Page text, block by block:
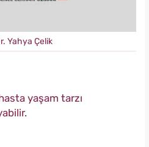
Yahya Çelik
yaşam tarzı